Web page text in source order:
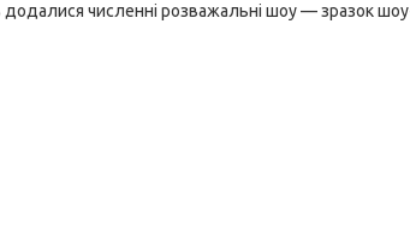
численні розважальні шоу — зразок шоу-